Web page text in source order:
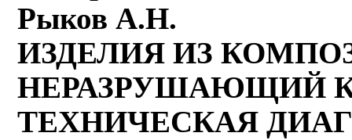
Рыков А.Н.
ИЗДЕЛИЯ ИЗ
НЕРАЗРУШАЮЩИЙ
ТЕХНИЧЕСКАЯ